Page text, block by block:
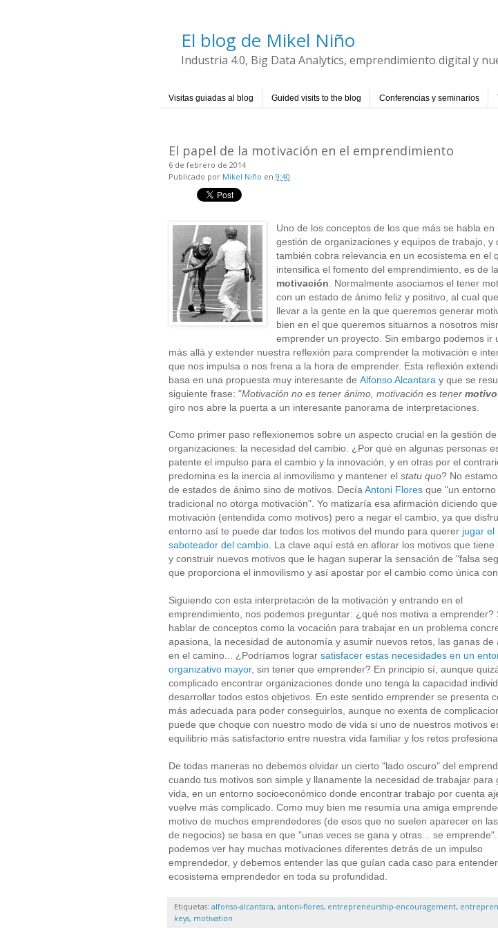
El blog de Mikel Niño
Industria 4.0, Big Data Analytics, emprendimiento digital y
Visitas guiadas al blog Guided visits to the blog Conferencias y seminarios
El papel de la motivación en el emprendimiento
6 de febrero de 2014
Publicado por Mikel Niño en 9:40
Uno de los conceptos de los que más se habla en
gestión de organizaciones y equipos de trabajo, y
también cobra relevancia en un ecosistema en el
intensifica el fomento del emprendimiento, es de la
motivación . Normalmente asociamos el tener
con un estado de ánimo feliz y positivo, al cual
llevar a la gente en la que queremos generar
bien en el que queremos situarnos a nosotros
emprender un proyecto. Sin embargo podemos ir
más allá y extender nuestra reflexión para comprender la motivación e
que nos impulsa o nos frena a la hora de emprender. Esta reflexión
basa en una propuesta muy interesante de Alfonso Alcantara y que se
siguiente frase: "Motivación no es tener ánimo, motivación es tener
giro nos abre la puerta a un interesante panorama de interpretaciones.
Como primer paso reflexionemos sobre un aspecto crucial en la gestión de
organizaciones: la necesidad del cambio. ¿Por qué en algunas personas
patente el impulso para el cambio y la innovación, y en otras por el
predomina es la inercia al inmovilismo y mantener el statu quo? No
de estados de ánimo sino de motivos. Decía Antoni Flores que "un
tradicional no otorga motivación". Yo matizaría esa afirmación diciendo
motivación (entendida como motivos) pero a negar el cambio, ya que
entorno así te puede dar todos los motivos del mundo para querer jugar el
saboteador del cambio . La clave aquí está en aflorar los motivos que tiene
y construir nuevos motivos que le hagan superar la sensación de "falsa
que proporciona el inmovilismo y así apostar por el cambio como única
Siguiendo con esta interpretación de la motivación y entrando en el
emprendimiento, nos podemos preguntar: ¿qué nos motiva a emprender?
hablar de conceptos como la vocación para trabajar en un problema
apasiona, la necesidad de autonomía y asumir nuevos retos, las ganas de
en el camino... ¿Podríamos lograr satisfacer estas necesidades en un
organizativo mayor, sin tener que emprender? En principio sí, aunque
complicado encontrar organizaciones donde uno tenga la capacidad
desarrollar todos estos objetivos. En este sentido emprender se presenta
más adecuada para poder conseguirlos, aunque no exenta de
puede que choque con nuestro modo de vida si uno de nuestros motivos
equilibrio más satisfactorio entre nuestra vida familiar y los retos
De todas maneras no debemos olvidar un cierto "lado oscuro" del
cuando tus motivos son simple y llanamente la necesidad de trabajar para
vida, en un entorno socioeconómico donde encontrar trabajo por cuenta
vuelve más complicado. Como muy bien me resumía una amiga
motivo de muchos emprendedores (de esos que no suelen aparecer en
de negocios) se basa en que "unas veces se gana y otras... se
podemos ver hay muchas motivaciones diferentes detrás de un impulso
emprendedor, y debemos entender las que guían cada caso para
ecosistema emprendedor en toda su profundidad
Etiquetas: alfonso-alcantara, antoni-flores, entrepreneurship-encouragement,
keys, motivation